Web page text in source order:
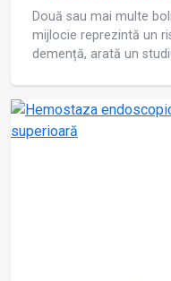
Două sau mai multe
mijlocie reprezintă un
demență, arată un